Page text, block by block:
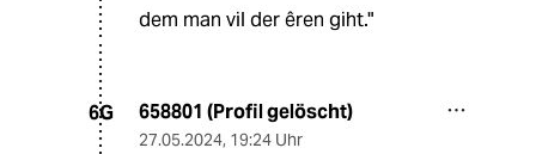
dem man vil der êren giht."
6G 658801 (Profil gelöscht)
27.05.2024, 19:24 Uhr